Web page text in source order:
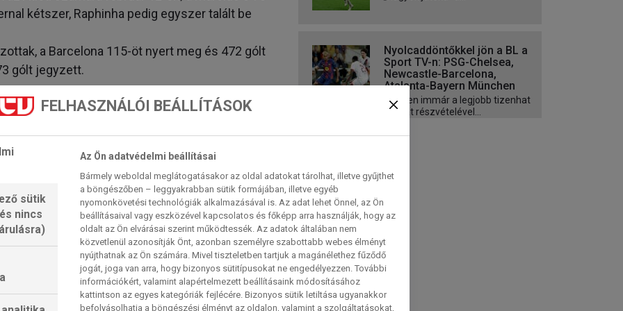
kétszer, Raphinha pedig egyszer talált be
a Barcelona 115-öt nyert meg és 472 gólt
gólt jegyzett.
UEFA-találkozóra a Bajnokok Ligája
az Atleti nyerte meg – 2013–14-ben
pályán 1–0), 2015–16-ban pedig 3–2-re
spanyol klub ellen (8 győzelem, 9 döntetlen, 14
5 döntetlen, 9 vereség).
csapatok elleni mérkőzéséből ötöt
UEFA-mérkőzéséből csak kettőt veszített el
európai kupameccsén veretlen a LaLiga-
ért el.
sem végződött gól nélkül, ezeken a
Nyolcaddöntőkkel jön a BL a
Sport TV-n: PSG-Chelsea,
Newcastle-Barcelona,
Atalanta-Bayern München
A héten immár a legjobb tizenhat
csapat részvételével...
FELHASZNÁLÓI BEÁLLÍTÁSOK
sütik
nincs
Az Ön adatvédelmi beállításai
Bármely weboldal meglátogatásakor az oldal adatokat tárolhat, illetve gyűjthet
a böngészőben – leggyakrabban sütik formájában, illetve egyéb
nyomonkövetési technológiák alkalmazásával is. Az adat lehet Önnel, az Ön
beállításaival vagy eszközével kapcsolatos és főképp arra használják, hogy az
oldalt az Ön elvárásai szerint működtessék. Az adatok általában nem
közvetlenül azonosítják Önt, azonban személyre szabottabb webes élményt
nyújthatnak az Ön számára. Mivel tiszteletben tartjuk a magánélethez fűződő
jogát, joga van arra, hogy bizonyos sütitípusokat ne engedélyezzen. További
információkért, valamint alapértelmezett beállításaink módosításához
kattintson az egyes kategóriák fejlécére. Bizonyos sütik letiltása ugyanakkor
befolyásolhatja a böngészési élményt az oldalon, valamint a szolgáltatásokat,